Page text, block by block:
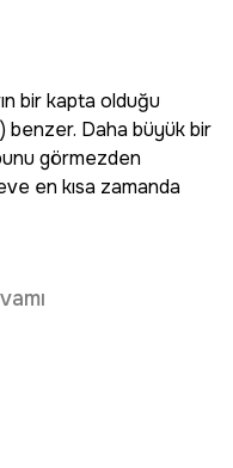
bir kapta olduğu
benzer. Daha büyük bir
görmezden
en kısa zamanda